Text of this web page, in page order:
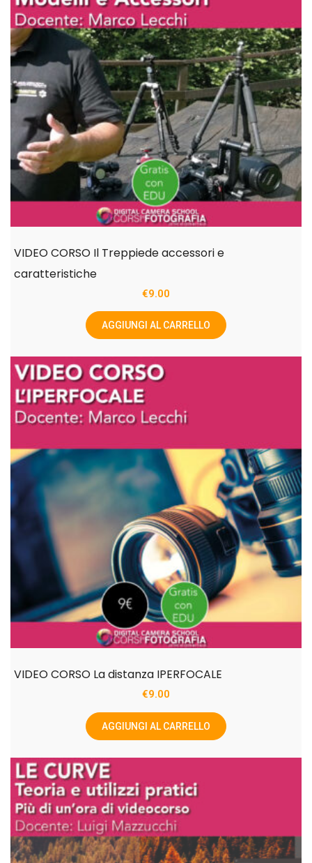
VIDEO CORSO Il Treppiede accessori e
caratteristiche
€9.00
AGGIUNGI AL CARRELLO
VIDEO CORSO La distanza IPERFOCALE
€9.00
AGGIUNGI AL CARRELLO